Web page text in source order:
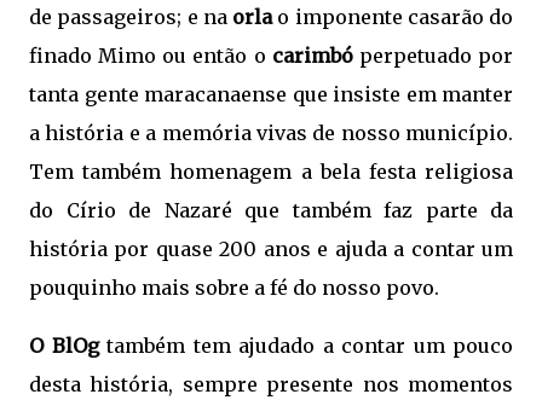
de passageiros; e na orlao imponente casarão do
finado Mimo ou então o carimbóperpetuado por
tanta gente maracanaense que insiste em manter
a história e a memória vivas de nosso município.
Tem também homenagem a bela festa religiosa
do Círio de Nazaré que também faz parte da
história por quase 200 anos e ajuda a contar um
pouquinho mais sobre a fé do nosso povo.
O BlOgtambém tem ajudado a contar um pouco
desta história, sempre presente nos momentos